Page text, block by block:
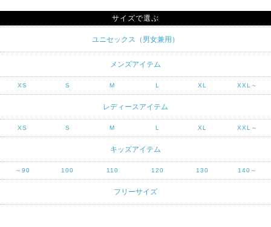
サイズで選ぶ
ユニセックス（男女兼用）
メンズアイテム
XS S M L XL XXL～
レディースアイテム
XS S M L XL XXL～
キッズアイテム
～90 100 110 120 130 140～
フリーサイズ